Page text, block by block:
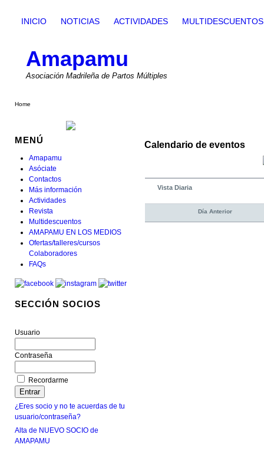
INICIO NOTICIAS ACTIVIDADES MULTIDESCUENTOS
Amapamu
Asociación Madrileña de Partos Múltiples
Home
MENÚ
Amapamu
Asóciate
Contactos
Más información
Actividades
Revista
Multidescuentos
AMAPAMU EN LOS MEDIOS
Ofertas/talleres/cursos
Colaboradores
FAQs
SECCIÓN SOCIOS
Usuario
Contraseña
Recordarme
¿Eres socio y no te acuerdas de tu
usuario/contraseña?
Alta de NUEVO SOCIO de
AMAPAMU
Calendario de eventos
Vista Diaria
Día Anterior